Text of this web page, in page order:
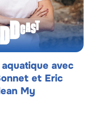
avec
et Eric
My